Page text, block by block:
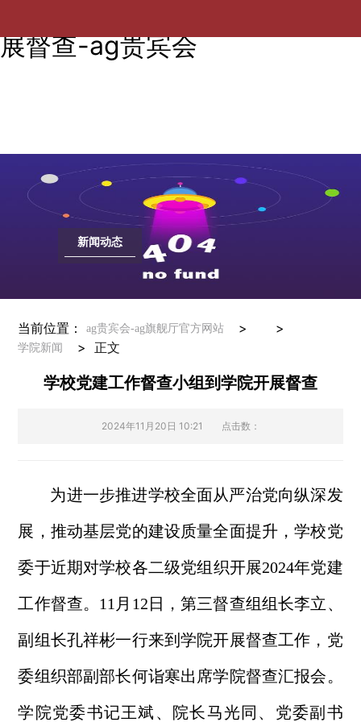
展督查-ag贵宾会
新闻动态
当前位置： ag贵宾会-ag旗舰厅官方网站 > >
学院新闻 > 正文
学校党建工作督查小组到学院开展督查
2024年11月20日 10:21 点击数：
为进一步推进学校全面从严治党向纵深发
展， 推动基层党的建设质量全面提升，学校党
委于近期对学校各二级党组织开展2024年党建
工作督查。 11月12日，第三督查组组长李立、
副组长孔祥彬一行来到学院开展督查工作， 党
委组织部副部长何诣寒出席学院督查汇报会。
学院党委书记王斌 、院长马光同 、党委副书